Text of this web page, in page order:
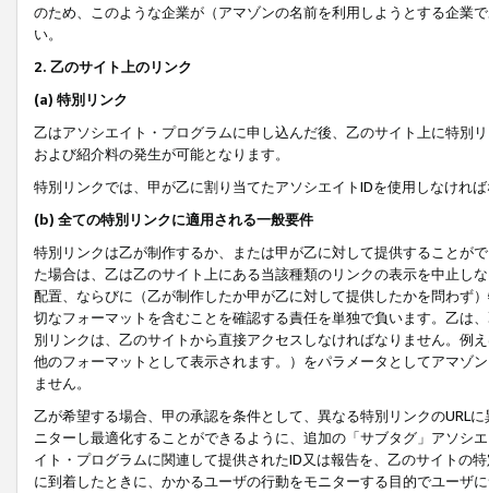
のため、このような企業が（アマゾンの名前を利用しようとする企業
い。
2. 乙のサイト上のリンク
(a) 特別リンク
乙はアソシエイト・プログラムに申し込んだ後、乙のサイト上に特別
および紹介料の発生が可能となります。
特別リンクでは、甲が乙に割り当てたアソシエイトIDを使用しなけれ
(b) 全ての特別リンクに適用される一般要件
特別リンクは乙が制作するか、または甲が乙に対して提供することが
た場合は、乙は乙のサイト上にある当該種類のリンクの表示を中止し
配置、ならびに（乙が制作したか甲が乙に対して提供したかを問わず
切なフォーマットを含むことを確認する責任を単独で負います。乙は
別リンクは、乙のサイトから直接アクセスしなければなりません。例
他のフォーマットとして表示されます。）をパラメータとしてアマゾ
ません。
乙が希望する場合、甲の承認を条件として、異なる特別リンクのURL
ニターし最適化することができるように、追加の「サブタグ」アソシ
イト・プログラムに関連して提供されたID又は報告を、乙のサイトの
に到着したときに、かかるユーザの行動をモニターする目的でユーザ